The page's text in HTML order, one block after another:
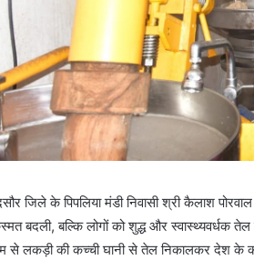
जिले के पिपलिया मंडी निवासी श्री कैलाश
बदली, बल्कि लोगों को शुद्ध और
से लकड़ी की कच्ची घानी से तेल निकालकर देश के